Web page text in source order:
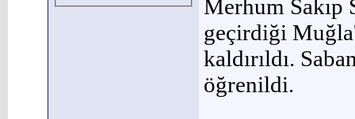
Merhum Sakıp
geçirdiği
kaldırıldı.
öğrenildi.